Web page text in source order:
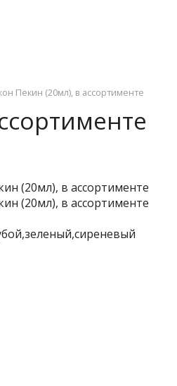
Пекин (20мл), в ассортименте